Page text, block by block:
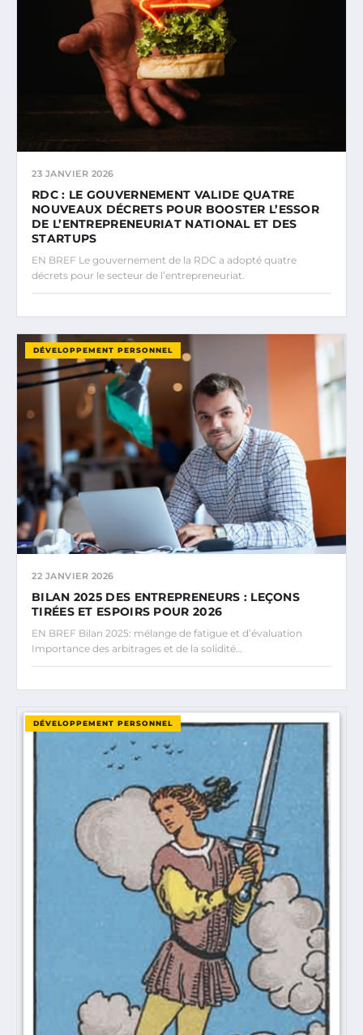
23 JANVIER 2026
RDC : LE GOUVERNEMENT VALIDE QUATRE
NOUVEAUX DÉCRETS POUR BOOSTER L’ESSOR
DE L’ENTREPRENEURIAT NATIONAL ET DES
STARTUPS
EN BREF Le gouvernement de la RDC a adopté quatre
décrets pour le secteur de l’entrepreneuriat.
DÉVELOPPEMENT PERSONNEL
22 JANVIER 2026
BILAN 2025 DES ENTREPRENEURS : LEÇONS
TIRÉES ET ESPOIRS POUR 2026
EN BREF Bilan 2025: mélange de fatigue et d’évaluation
Importance des arbitrages et de la solidité…
DÉVELOPPEMENT PERSONNEL